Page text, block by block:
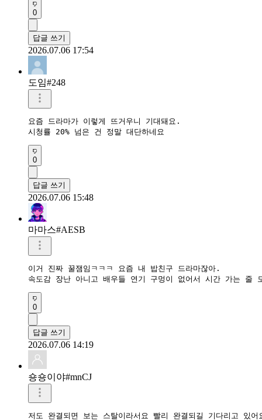
0
답글 쓰기
2026.07.06 17:54
도임#248
요즘 드라마가 이렇게 뜨거우니 기대돼요.
시청률 20% 넘은 건 정말 대단하네요
0
답글 쓰기
2026.07.06 15:48
마마스#AESB
이거 진짜 꿀잼임ㅋㅋㅋ 요즘 내 밥친구 드라마잖아.
속도감 장난 아니고 배우들 연기 구멍이 없어서 시간 가는 줄
0
답글 쓰기
2026.07.06 14:19
숑숑이야#mnCJ
저도 완결되면 보는 스탈이라서요 빨리 완결되길 기다리고 있어